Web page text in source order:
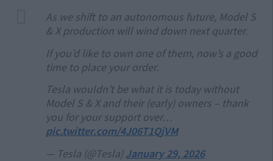
As we shift to an autonomous future, Model S
& X production will wind down next quarter.
If you’d like to own one of them, now’s a good
time to place your order.
Tesla wouldn’t be what it is today without
Model S & X and their (early) owners – thank
you for your support over…
pic.twitter.com/4J06T1QjVM
— Tesla (@Tesla) January 29, 2026